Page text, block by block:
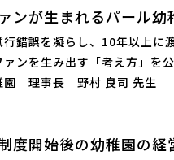
が生まれるパール幼
錯誤を凝らし、10年以上
ンを生み出す「考え方」を公
園 理事長 野村 良司 先生
開始後の幼稚園の経